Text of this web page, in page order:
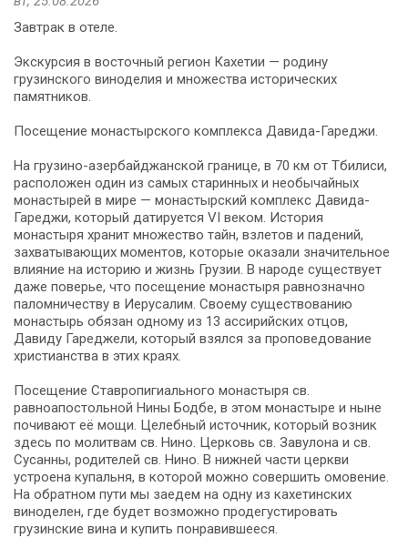
Завтрак в отеле.
Экскурсия в восточный регион Кахетии — родину
грузинского виноделия и множества исторических
памятников.
Посещение монастырского комплекса Давида-Гареджи.
На грузино-азербайджанской границе, в 70 км от Тбилиси,
расположен один из самых старинных и необычайных
монастырей в мире — монастырский комплекс Давида-
Гареджи, который датируется VI веком. История
монастыря хранит множество тайн, взлетов и падений,
захватывающих моментов, которые оказали значительное
влияние на историю и жизнь Грузии. В народе существует
даже поверье, что посещение монастыря равнозначно
паломничеству в Иерусалим. Своему существованию
монастырь обязан одному из 13 ассирийских отцов,
Давиду Гареджели, который взялся за проповедование
христианства в этих краях.
Посещение Ставропигиального монастыря св.
равноапостольной Нины Бодбе, в этом монастыре и ныне
почивают её мощи. Целебный источник, который возник
здесь по молитвам св. Нино. Церковь св. Завулона и св.
Сусанны, родителей св. Нино. В нижней части церкви
устроена купальня, в которой можно совершить омовение.
На обратном пути мы заедем на одну из кахетинских
виноделен, где будет возможно продегустировать
грузинские вина и купить понравившееся.